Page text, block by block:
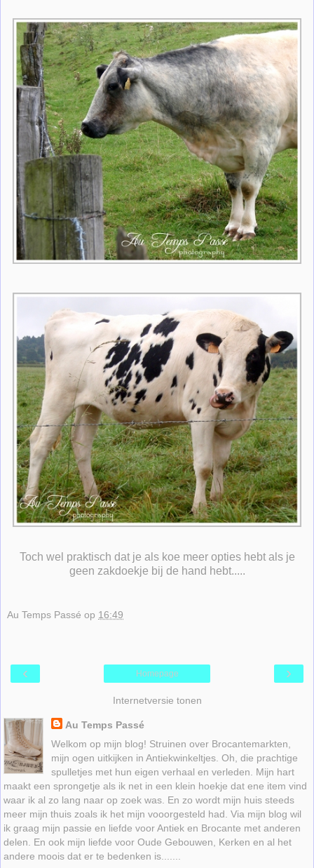
Toch wel praktisch dat je als koe meer opties hebt als je
geen zakdoekje bij de hand hebt.....
Au Temps Passé op 16:49
‹ ›
Homepage
Internetversie tonen
Au Temps Passé
Welkom op mijn blog! Struinen over Brocantemarkten,
mijn ogen uitkijken in Antiekwinkeltjes. Oh, die prachtige
spulletjes met hun eigen verhaal en verleden. Mijn hart
maakt een sprongetje als ik net in een klein hoekje dat ene item vind
waar ik al zo lang naar op zoek was. En zo wordt mijn huis steeds
meer mijn thuis zoals ik het mijn vooorgesteld had. Via mijn blog wil
ik graag mijn passie en liefde voor Antiek en Brocante met anderen
delen. En ook mijn liefde voor Oude Gebouwen, Kerken en al het
andere moois dat er te bedenken is.......